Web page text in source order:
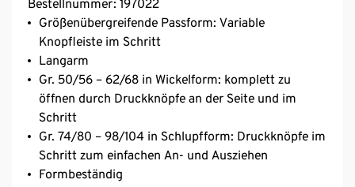
Bestellnummer: 197022
Größenübergreifende Passform: Variable
Knopfleiste im Schritt
Langarm
Gr. 50/56 – 62/68 in Wickelform: komplett zu
öffnen durch Druckknöpfe an der Seite und im
Schritt
Gr. 74/80 – 98/104 in Schlupfform: Druckknöpfe im
Schritt zum einfachen An- und Ausziehen
Formbeständig